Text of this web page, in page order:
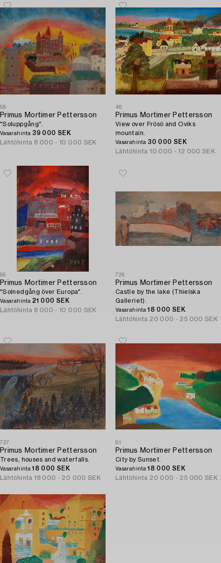
58
Primus Mortimer Pettersson
"Soluppgång".
Vasarahinta 39 000 SEK
Lähtöhinta 8 000 - 10 000 SEK
48
Primus Mortimer Pettersson
View over Frösö and Oviks
mountain.
Vasarahinta 30 000 SEK
Lähtöhinta 10 000 - 12 000 SEK
56
Primus Mortimer Pettersson
"Solnedgång över Europa".
Vasarahinta 21 000 SEK
Lähtöhinta 8 000 - 10 000 SEK
726
Primus Mortimer Pettersson
Castle by the lake (Thielska
Galleriet).
Vasarahinta18 000 SEK
Lähtöhinta 20 000 - 25 000 SEK
727
Primus Mortimer Pettersson
Trees, houses and waterfalls.
Vasarahinta18 000 SEK
Lähtöhinta 18 000 - 20 000 SEK
81
Primus Mortimer Pettersson
City by Sunset.
Vasarahinta18 000 SEK
Lähtöhinta 20 000 - 25 000 SEK